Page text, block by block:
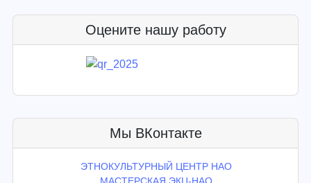
Оцените нашу работу
Мы ВКонтакте
ЭТНОКУЛЬТУРНЫЙ ЦЕНТР НАО